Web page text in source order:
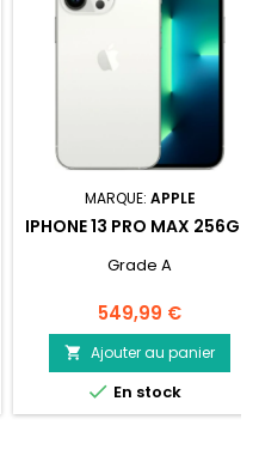
MARQUE: APPLE
IPHONE 13 PRO MAX 256GO
Grade A
Prix
549,99 €
 Ajouter au panier
 En stock